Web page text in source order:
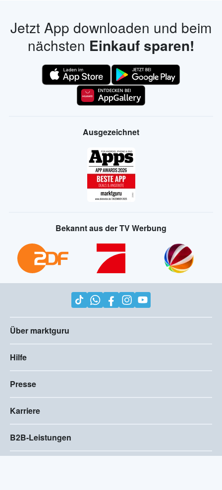
Jetzt App downloaden und beim
nächsten Einkauf sparen!
Ausgezeichnet
Bekannt aus der TV Werbung
Über marktguru
Hilfe
Presse
Karriere
B2B-Leistungen